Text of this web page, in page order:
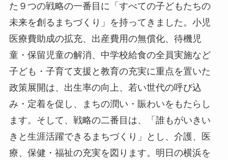
た９つの戦略の一番目に「すべての子どもたちの
未来を創るまちづくり」を持ってきました。小児
医療費助成の拡充、出産費用の無償化、待機児
童・保留児童の解消、中学校給食の全員実施など
子ども・子育て支援と教育の充実に重点を置いた
政策展開は、出生率の向上、若い世代の呼び込
み・定着を促し、まちの潤い・賑わいをもたらし
ます。そして、戦略の二番目は、「誰もがいきい
きと生涯活躍できるまちづくり」とし、介護、医
療、保健・福祉の充実を図ります。明日の横浜を